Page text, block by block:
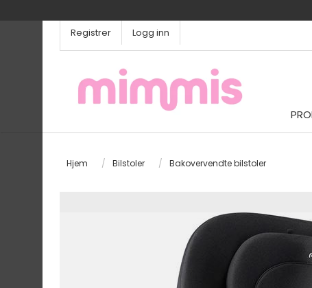
Registrer Logg inn
Hjem / Bilstoler / Bakovervendte bilstoler